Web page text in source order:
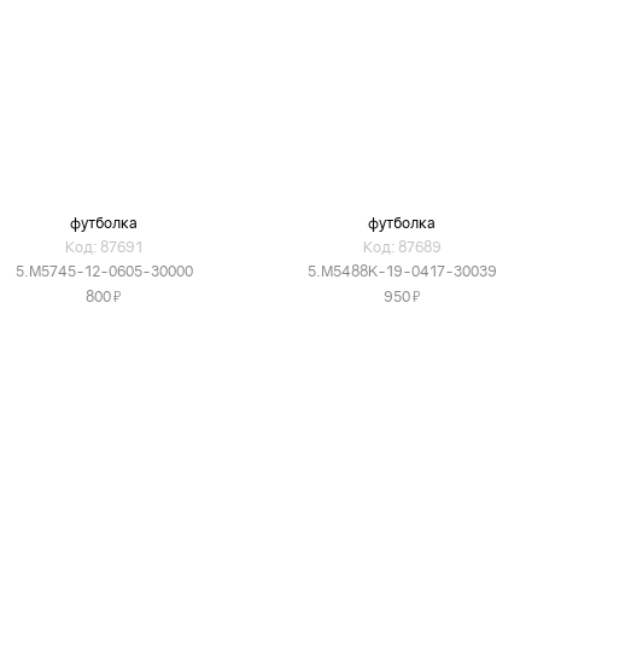
футболка
Код: 87691
5.M5745-12-0605-30000
800Я
футболка
Код: 87689
5.M5488K-19-0417-30039
950Я